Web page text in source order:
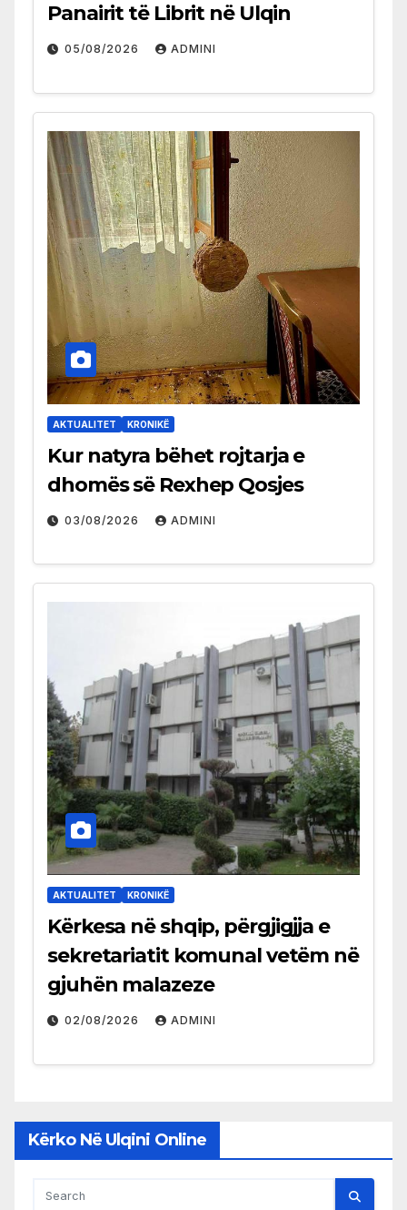
Panairit të Librit në Ulqin
05/08/2026 ADMINI
AKTUALITET KRONIKË
Kur natyra bëhet rojtarja e
dhomës së Rexhep Qosjes
03/08/2026 ADMINI
AKTUALITET KRONIKË
Kërkesa në shqip, përgjigjja e
sekretariatit komunal vetëm në
gjuhën malazeze
02/08/2026 ADMINI
Kërko Në Ulqini Online